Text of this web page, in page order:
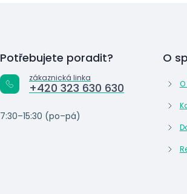
Potřebujete poradit?
zákaznická linka
+420 323 630 630
7:30–15:30 (po–pá)
O